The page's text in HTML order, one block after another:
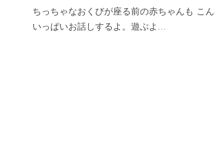
ちっちゃなおくびが座る前の赤ちゃんも こ
いっぱいお話しするよ。遊ぶよ ...